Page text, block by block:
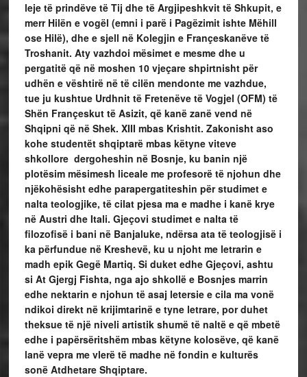
leje të prindëve të Tij dhe të Argjipeshkvit të Shkupit, e
merr Hilën e vogël (emni i parë i Pagëzimit ishte Mëhill
ose Hilë), dhe e sjell në Kolegjin e Françeskanëve të
Troshanit. Aty vazhdoi mësimet e mesme dhe u
pergatitë që në moshen 10 vjeçare shpirtnisht për
udhën e vështirë në të cilën mendonte me vazhdue,
tue ju kushtue Urdhnit të Fretenëve të Vogjel (OFM) të
Shën Françeskut të Asizit, që kanë zanë vend në
Shqipni që në Shek. XIII mbas Krishtit. Zakonisht aso
kohe studentët shqiptarë mbas këtyne viteve
shkollore dergoheshin në Bosnje, ku banin një
plotësim mësimesh liceale me profesorë të njohun dhe
njëkohësisht edhe parapergatiteshin për studimet e
nalta teologjike, të cilat pjesa ma e madhe i kanë krye
në Austri dhe Itali. Gjeçovi studimet e nalta të
filozofisë i bani në Banjaluke, ndërsa ata të teologjisë i
ka përfundue në Kreshevë, ku u njoht me letrarin e
madh epik Gegë Martiq. Si duket edhe Gjeçovi, ashtu
si At Gjergj Fishta, nga ajo shkollë e Bosnjes marrin
edhe nektarin e njohun të asaj letersie e cila ma vonë
ndikoi direkt në krijimtarinë e tyne letrare, por duhet
theksue të një niveli artistik shumë të naltë e që mbetë
edhe i papërsëritshëm mbas këtyne kolosëve, që kanë
lanë vepra me vlerë të madhe në fondin e kulturës
sonë Atdhetare Shqiptare.